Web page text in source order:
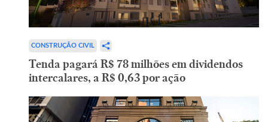
CONSTRUÇÃO CIVIL
Tenda pagará R$ 78 milhões em dividendos
intercalares, a R$ 0,63 por ação